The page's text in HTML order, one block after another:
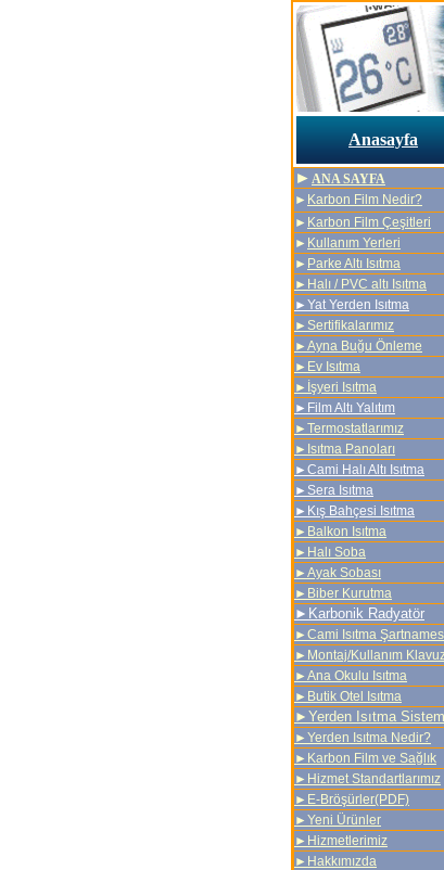
Anasayfa
► ANA SAYFA
► Karbon Film Nedir?
► Karbon Film Çeşitleri
► Kullanım Yerleri
► Parke Altı Isıtma
► Halı / PVC altı Isıtma
►Yat Yerden Isıtma
►Sertifikalarımız
►Ayna Buğu Önleme
►Ev Isıtma
►İşyeri Isıtma
►Film Altı Yalıtım
►Termostatlarımız
►Isıtma Panoları
►Cami Halı Altı Isıtma
► Sera Isıtma
► Kış Bahçesi Isıtma
►Balkon Isıtma
► Halı Soba
►Ayak Sobası
►Biber Kurutma
► Karbonik Radyatör
►Cami Isıtma
►Montaj/Kullanım
►Ana Okulu Isıtma
► Butik Otel Isıtma
► Yerden Isıtma
► Yerden Isıtma Nedir?
►Karbon Film ve Sağlık
► Hizmet Standartlarımız
► E-Bröşürler(PDF)
► Yeni Ürünler
► Hizmetlerimiz
► Hakkımızda